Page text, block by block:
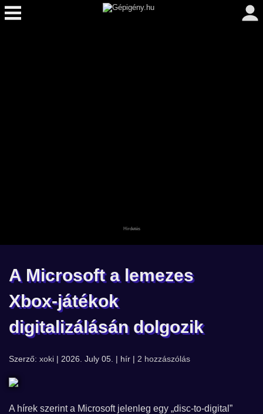
A Microsoft a lemezes
Xbox-játékok
digitalizálásán dolgozik
Szerző: xoki | 2026. July 05. | hír | 2 hozzászólás
A hírek szerint a Microsoft jelenleg egy „disc-to-digital”